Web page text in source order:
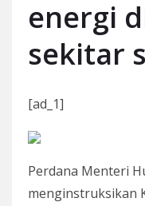
energi
sekitar
[ad_1]
Perdana Menteri
menginstruksikan